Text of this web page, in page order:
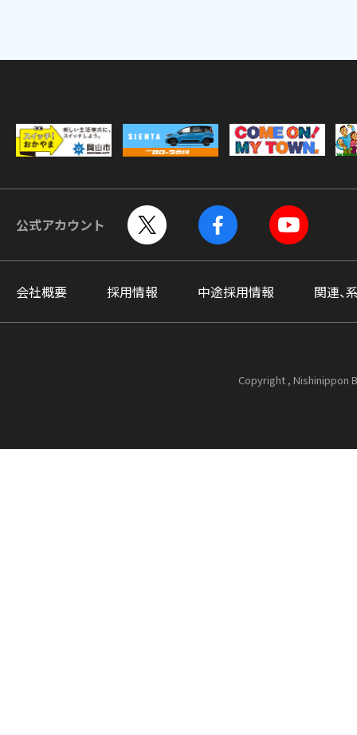
公式アカウント
会社概要 採用情報 中途採用情報 関連、
Copyright , Nishinippon